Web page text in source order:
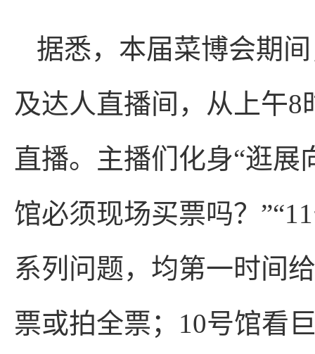
据悉，本届菜博会期
及达人直播间，从上午
直播。主播们化身“逛展
馆必须现场买票吗？
系列问题，均第一时间
票或拍全票；10号馆看